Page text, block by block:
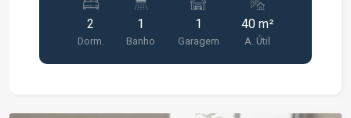
uma área útil de 40,00m2, este apartamento conta
com uma sala ampla e arejada, perfeita para
receber amigos e familiares. Os dois dormitórios
são aconchegantes, ideais para uma boa noite de
2
Dorm.
1
Banho
1
Garagem
40 m²
A. Útil